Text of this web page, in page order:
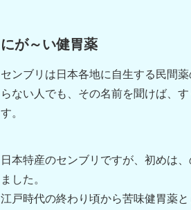
にが～い健胃薬
センブリは日本各地に自生する民間
らない人でも、その名前を聞けば、
す。
日本特産のセンブリですが、初めは
ました。
江戸時代の終わり頃から苦味健胃薬